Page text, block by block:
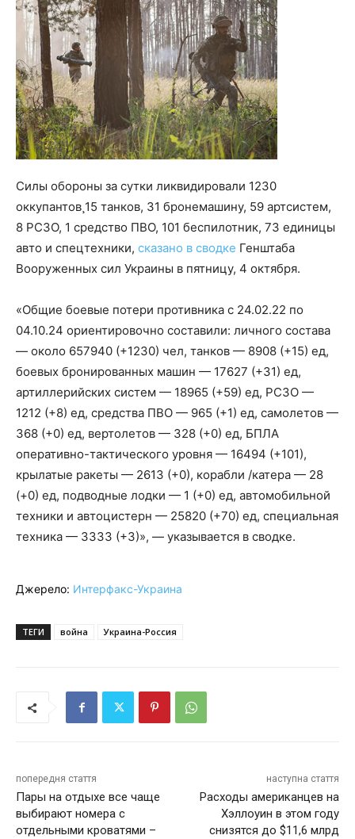
Силы обороны за сутки ликвидировали 1230
оккупантов¸15 танков, 31 бронемашину, 59 артсистем,
8 РСЗО, 1 средство ПВО, 101 беспилотник, 73 единицы
авто и спецтехники, сказано в сводке Генштаба
Вооруженных сил Украины в пятницу, 4 октября.
«Общие боевые потери противника с 24.02.22 по
04.10.24 ориентировочно составили: личного состава
— около 657940 (+1230) чел, танков — 8908 (+15) ед,
боевых бронированных машин — 17627 (+31) ед,
артиллерийских систем — 18965 (+59) ед, РСЗО —
1212 (+8) ед, средства ПВО — 965 (+1) ед, самолетов —
368 (+0) ед, вертолетов — 328 (+0) ед, БПЛА
оперативно-тактического уровня — 16494 (+101),
крылатые ракеты — 2613 (+0), корабли /катера — 28
(+0) ед, подводные лодки — 1 (+0) ед, автомобильной
техники и автоцистерн — 25820 (+70) ед, специальная
техника — 3333 (+3)», — указывается в сводке.
Джерело: Интерфакс-Украина
ТЕГИ война Украина-Россия
попередня стаття
Пары на отдыхе все чаще
выбирают номера с
отдельными кроватями –
наступна стаття
Расходы американцев на
Хэллоуин в этом году
снизятся до $11,6 млрд